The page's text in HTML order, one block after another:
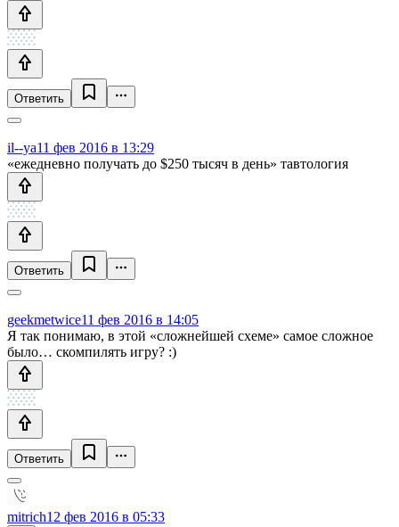
Ответить
il--ya11 фев 2016 в 13:29
«ежедневно получать до $250 тысяч в день» тавтология
Ответить
geekmetwice11 фев 2016 в 14:05
Я так понимаю, в этой «сложнейшей схеме» самое сложное
было… скомпилять игру? :)
Ответить
mitrich12 фев 2016 в 05:33